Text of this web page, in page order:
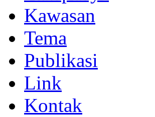
Kawasan
Tema
Publikasi
Link
Kontak